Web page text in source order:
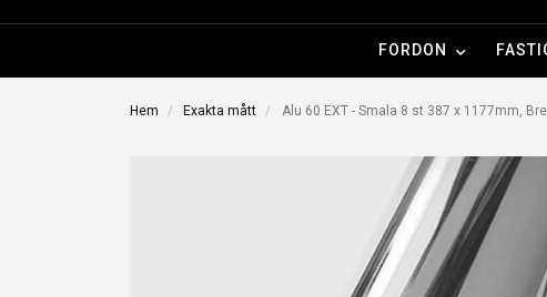
FORDON
Hem Exakta mått Alu 60 EXT - Smala 8 st 387 x 1177mm,